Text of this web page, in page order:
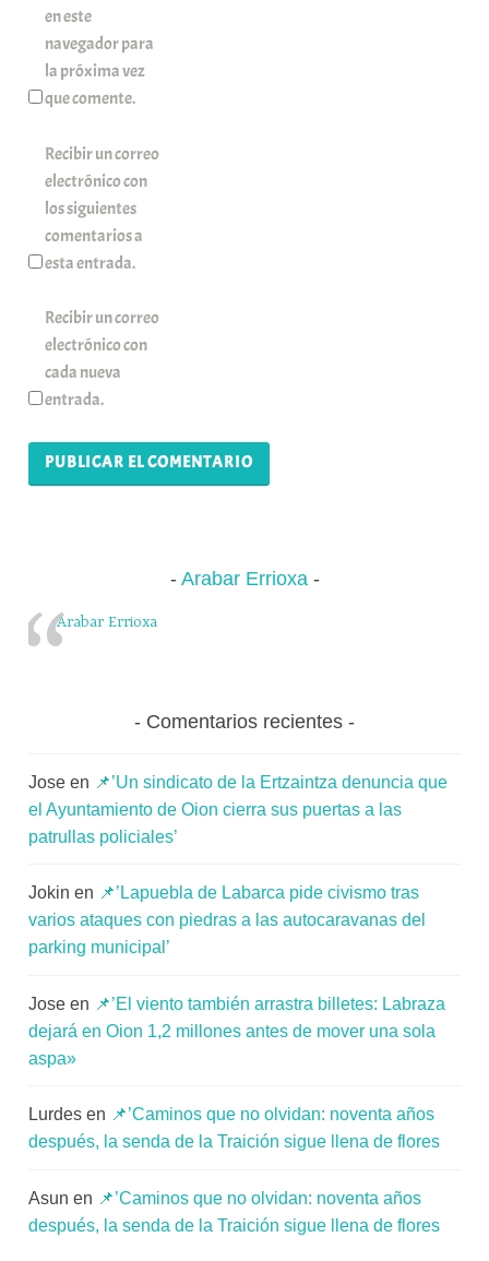
en este
navegador para
la próxima vez
que comente.
Recibir un correo
electrónico con
los siguientes
comentarios a
esta entrada.
Recibir un correo
electrónico con
cada nueva
entrada.
Arabar Errioxa
Arabar Errioxa
Comentarios recientes
Jose en 📌’Un sindicato de la Ertzaintza denuncia que
el Ayuntamiento de Oion cierra sus puertas a las
patrullas policiales’
Jokin en 📌’Lapuebla de Labarca pide civismo tras
varios ataques con piedras a las autocaravanas del
parking municipal’
Jose en 📌’El viento también arrastra billetes: Labraza
dejará en Oion 1,2 millones antes de mover una sola
aspa»
Lurdes en 📌’Caminos que no olvidan: noventa años
después, la senda de la Traición sigue llena de flores
Asun en 📌’Caminos que no olvidan: noventa años
después, la senda de la Traición sigue llena de flores